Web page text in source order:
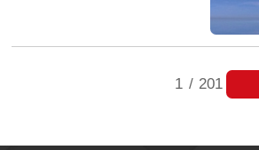
1 / 201